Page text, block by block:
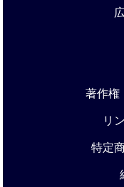
著作権
リ
特定